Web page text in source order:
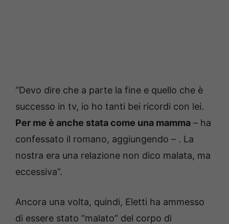
“Devo dire che a parte la fine e quello che è
successo in tv, io ho tanti bei ricordi con lei.
Per me è anche stata come una mamma – ha
confessato il romano, aggiungendo – . La
nostra era una relazione non dico malata, ma
eccessiva”.
Ancora una volta, quindi, Eletti ha ammesso
di essere stato “malato” del corpo di